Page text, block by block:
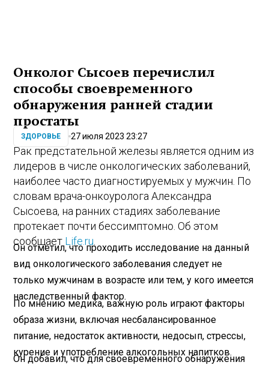
Онколог Сысоев перечислил
способы своевременного
обнаружения ранней стадии
простаты
ЗДОРОВЬЕ 27 июля 2023 23:27
Рак предстательной железы является одним из
лидеров в числе онкологических заболеваний,
наиболее часто диагностируемых у мужчин. По
словам врача-онкоуролога Александра
Сысоева, на ранних стадиях заболевание
протекает почти бессимптомно. Об этом
сообщает Life.ru
Он отметил, что проходить исследование на данный
вид онкологического заболевания следует не
только мужчинам в возрасте или тем, у кого имеется
наследственный фактор.
По мнению медика, важную роль играют факторы
образа жизни, включая несбалансированное
питание, недостаток активности, недосып, стрессы,
курение и употребление алкогольных напитков.
Он добавил, что для своевременного обнаружения